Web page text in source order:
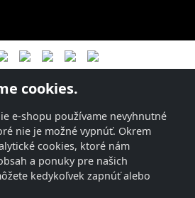
cookies.
e-shopu používame nevyhnutné
nie je možné vypnúť. Okrem
cookies, ktoré nám
a ponuky pre našich
kedykoľvek zapnúť alebo